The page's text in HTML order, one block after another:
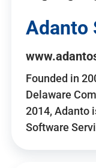
Adanto
Founded in
Delaware
2014, Adanto
Software